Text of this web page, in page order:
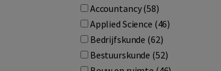
Accountancy (58)
Applied Science (46)
Bedrijfskunde (62)
Bestuurskunde (52)